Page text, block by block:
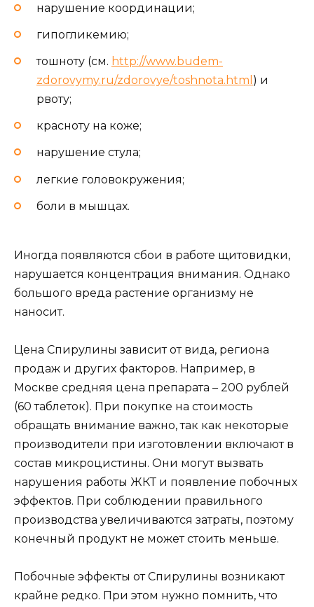
нарушение координации;
гипогликемию;
тошноту (см. http://www.budem-
zdorovymy.ru/zdorovye/toshnota.html ) и
рвоту;
красноту на коже;
нарушение стула;
легкие головокружения;
боли в мышцах.
Иногда появляются сбои в работе щитовидки,
нарушается концентрация внимания. Однако
большого вреда растение организму не
наносит.
Цена Спирулины зависит от вида, региона
продаж и других факторов. Например, в
Москве средняя цена препарата – 200 рублей
(60 таблеток). При покупке на стоимость
обращать внимание важно, так как некоторые
производители при изготовлении включают в
состав микроцистины. Они могут вызвать
нарушения работы ЖКТ и появление побочных
эффектов. При соблюдении правильного
производства увеличиваются затраты, поэтому
конечный продукт не может стоить меньше.
Побочные эффекты от Спирулины возникают
крайне редко. При этом нужно помнить, что